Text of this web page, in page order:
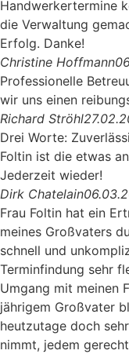
Handwerkertermine
die Verwaltung
Erfolg. Danke!
Christine Hoffmann
Professionelle
wir uns einen
Richard Ströhl
Drei Worte:
Foltin ist die etwas
Jederzeit wieder!
Dirk Chatelain
Frau Foltin hat ein
meines Großvaters
schnell und
Terminfindung sehr
Umgang mit meinen
jährigem Großvater
heutzutage doch
nimmt, jedem